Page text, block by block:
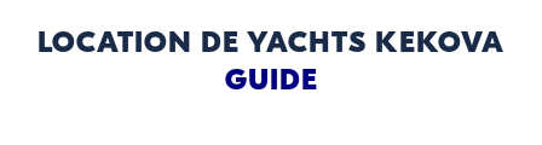
LOCATION DE YACHTS KEKOVA
GUIDE